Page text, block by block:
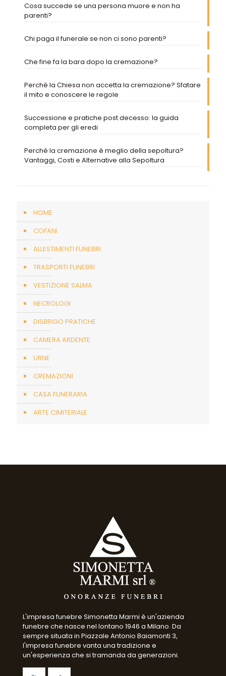
Cosa succede se una persona muore e non ha
parenti?
Chi paga il funerale se non ci sono parenti?
Che fine fa la bara dopo la cremazione?
Perché la Chiesa non accetta la cremazione? Sfatare
il mito e conoscere le regole
Successione e pratiche post decesso: la guida
completa per gli eredi
Perché la cremazione è meglio della sepoltura?
Vantaggi, Costi e Alternative alla Sepoltura
HOME
COFANI
ALLESTIMENTI FUNEBRI
TRASPORTI FUNEBRI
VESTIZIONE SALMA
NECROLOGI
DISBRIGO PRATICHE
CAMERA ARDENTE
URNE
CREMAZIONI
CASA FUNERARIA
ARTE CIMITERIALE
L'impresa funebre Simonetta Marmi è un'azienda
funebre che nasce nel lontano 1946 a Milano. Da
sempre situata in Piazzale Antonio Baiamonti 3,
l'impresa funebre vanta una tradizione e
un'esperienza che si tramanda da generazioni.